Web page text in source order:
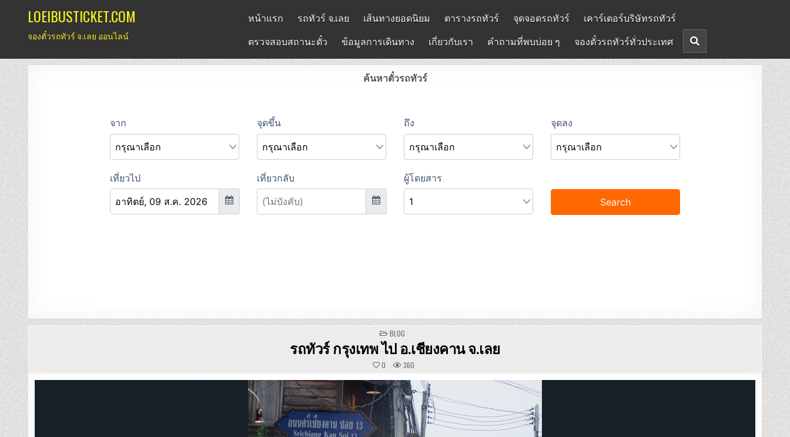
content
LOEIBUSTICKET.COM
จองตั๋วรถทัวร์ จ.เลย ออนไลน์
หน้าแรก รถทัวร์ จ.เลย เส้นทางยอดนิยม ตารางรถทัวร์ จุดจอดรถทัวร์
เคาร์เตอร์บริษัทรถทัวร์
ตรวจสอบสถานะตั๋ว
ข้อมูลการเดินทาง เกี่ยวกับเรา คำถามที่พบบ่อย ๆ จองตั๋วรถทัวร์ทั่วประเทศ
ค้นหาตั๋วรถทัวร์
POSTED
IN
BLOG
รถทัวร์ กรุงเทพ ไป อ.เชียงคาน จ.เลย
0 360